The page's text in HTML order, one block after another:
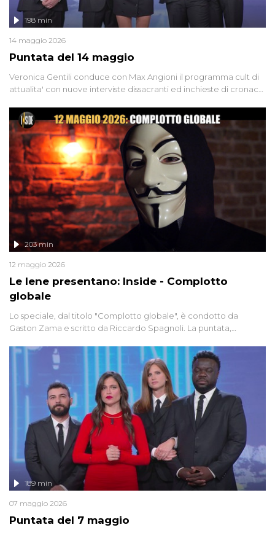
Puntata del 14 maggio
198 min
14 maggio 2026
Veronica Gentili conduce con Max Angioni il programma cult di
attualita' con nuove interviste dissacranti ed inchieste di cronaca
Le Iene presentano: Inside - Complotto
globale
203 min
12 maggio 2026
Lo speciale, dal titolo "Complotto globale", è condotto da
Gaston Zama e scritto da Riccardo Spagnoli. La puntata,
racconta l'universo delle narrazioni alternative, dei sospetti
globali e del complottismo che negli ultimi anni hanno invaso
social network, talk show, piazze digitali e immaginario collettivo.
Puntata del 7 maggio
189 min
07 maggio 2026